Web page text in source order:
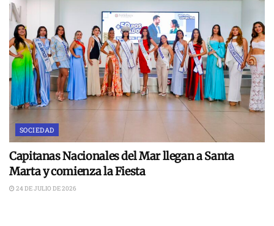
SOCIEDAD
Capitanas Nacionales del Mar llegan a Santa
Marta y comienza la Fiesta
24 DE JULIO DE 2026